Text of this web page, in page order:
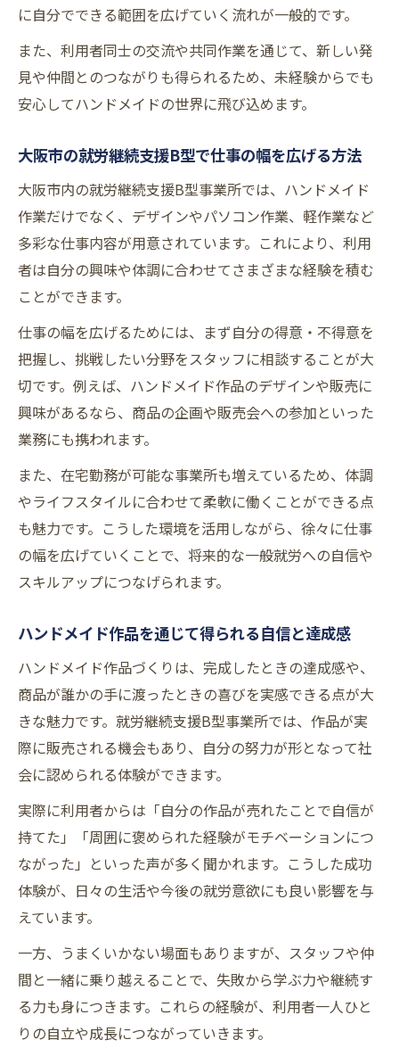
に自分でできる範囲を広げていく流れが一般的です。
また、利用者同士の交流や共同作業を通じて、新しい発
見や仲間とのつながりも得られるため、未経験からでも
安心してハンドメイドの世界に飛び込めます。
大阪市の就労継続支援B型で仕事の幅を広げる方法
大阪市内の就労継続支援B型事業所では、ハンドメイド
作業だけでなく、デザインやパソコン作業、軽作業など
多彩な仕事内容が用意されています。これにより、利用
者は自分の興味や体調に合わせてさまざまな経験を積む
ことができます。
仕事の幅を広げるためには、まず自分の得意・不得意を
把握し、挑戦したい分野をスタッフに相談することが大
切です。例えば、ハンドメイド作品のデザインや販売に
興味があるなら、商品の企画や販売会への参加といった
業務にも携われます。
また、在宅勤務が可能な事業所も増えているため、体調
やライフスタイルに合わせて柔軟に働くことができる点
も魅力です。こうした環境を活用しながら、徐々に仕事
の幅を広げていくことで、将来的な一般就労への自信や
スキルアップにつなげられます。
ハンドメイド作品を通じて得られる自信と達成感
ハンドメイド作品づくりは、完成したときの達成感や、
商品が誰かの手に渡ったときの喜びを実感できる点が大
きな魅力です。就労継続支援B型事業所では、作品が実
際に販売される機会もあり、自分の努力が形となって社
会に認められる体験ができます。
実際に利用者からは「自分の作品が売れたことで自信が
持てた」「周囲に褒められた経験がモチベーションにつ
ながった」といった声が多く聞かれます。こうした成功
体験が、日々の生活や今後の就労意欲にも良い影響を与
えています。
一方、うまくいかない場面もありますが、スタッフや仲
間と一緒に乗り越えることで、失敗から学ぶ力や継続す
る力も身につきます。これらの経験が、利用者一人ひと
りの自立や成長につながっていきます。